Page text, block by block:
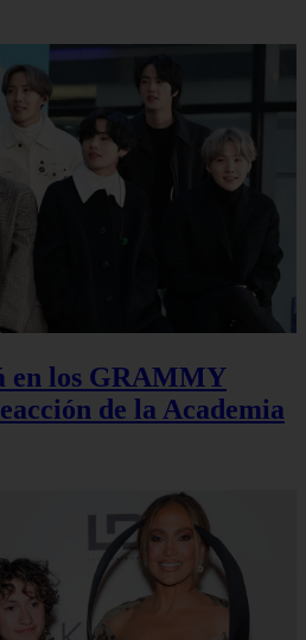
en los GRAMMY
de la Academia